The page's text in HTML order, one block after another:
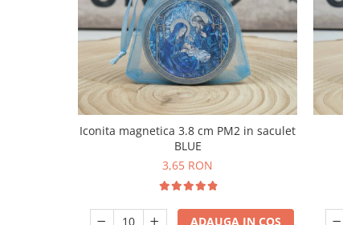
Iconita magnetica 3.8 cm PM2 in saculet
BLUE
3,65 RON
ADAUGA IN COS